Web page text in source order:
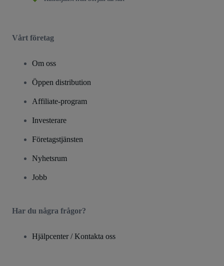
Vårt företag
Om oss
Öppen distribution
Affiliate-program
Investerare
Företagstjänsten
Nyhetsrum
Jobb
Har du några frågor?
Hjälpcenter / Kontakta oss